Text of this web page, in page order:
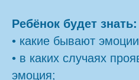
Ребёнок будет знать:
• какие бывают
• в каких случаях
эмоция;